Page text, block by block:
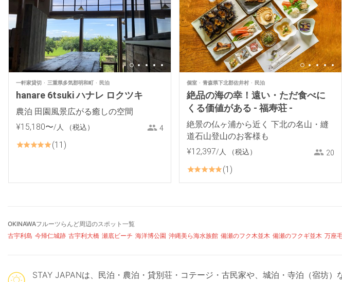
一軒家貸切 三重県多気郡明和町 民泊
hanare 6tsuki ハナレ ロクツキ
農泊 田園風景広がる癒しの空間
¥15,180〜/人 （税込） 4
11
個室 青森県下北郡佐井村 民泊
絶品の海の幸！遠い・ただ食べに
くる価値がある - 福寿荘 -
絶景の仏ヶ浦から近く 下北の名山・縫
道石山登山のお客様も
¥12,397/人 （税込） 20
1
OKINAWAフルーツらんど周辺のスポット一覧
古宇利島 今帰仁城跡 古宇利大橋 瀬底ビーチ 海洋博公園 沖縄美ら海水族館 備瀬のフク木並木 備瀬のフクギ並木 万座
STAY JAPANは、民泊・農泊・貸別荘・コテージ・古民家や、城泊・寺泊（宿坊